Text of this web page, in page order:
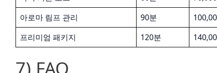
아로마 림프 관리
90분
프리미엄 패키지
120분
7) FAQ